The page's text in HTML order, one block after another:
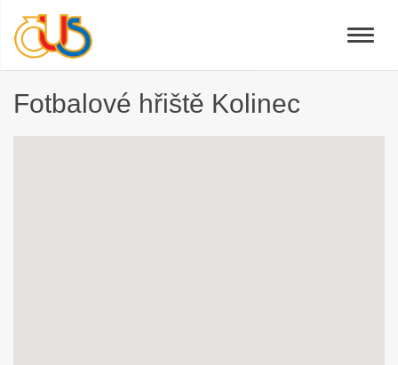
Toggle
Fotbalové hřiště Kolinec